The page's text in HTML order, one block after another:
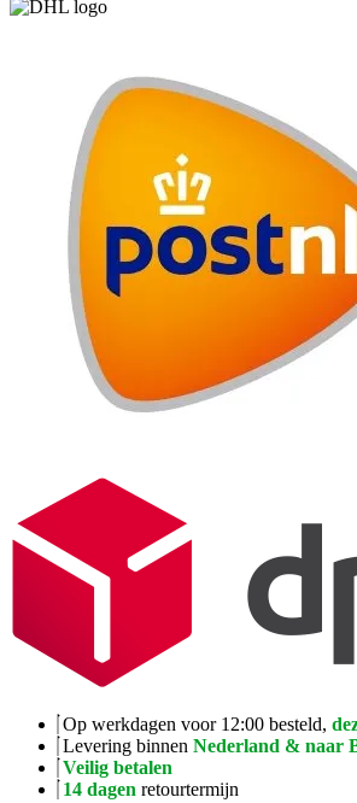
Op werkdagen voor 12:00 besteld,
Levering binnen Nederland & naar
Veilig betalen
14 dagen retourtermijn